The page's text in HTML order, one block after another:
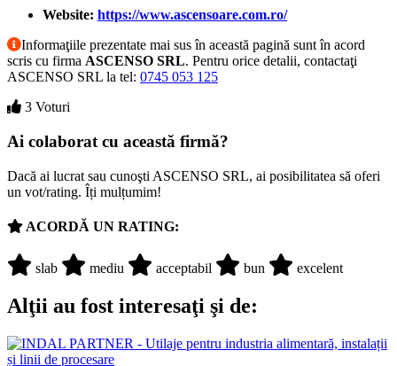
Website: https://www.ascensoare.com.ro/
Informaţiile prezentate mai sus în această pagină sunt în acord
scris cu firma ASCENSO SRL. Pentru orice detalii, contactaţi
ASCENSO SRL la tel: 0745 053 125
3 Voturi
Ai colaborat cu această firmă?
Dacă ai lucrat sau cunoşti ASCENSO SRL, ai posibilitatea să oferi
un vot/rating. Îți mulțumim!
ACORDĂ UN RATING:
slab mediu acceptabil bun excelent
Alţii au fost interesaţi şi de: